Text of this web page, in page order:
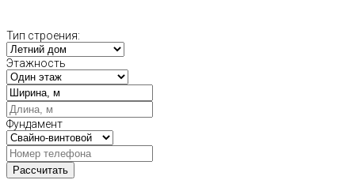
Тип строения:
Этажность
Фундамент